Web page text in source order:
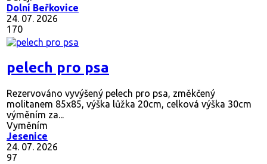
Dolní Beřkovice
24. 07. 2026
170
pelech pro psa
Rezervováno vyvýšený pelech pro psa, změkčený
molitanem 85x85, výška lůžka 20cm, celková výška 30cm
výměním za...
Vyměním
Jesenice
24. 07. 2026
97